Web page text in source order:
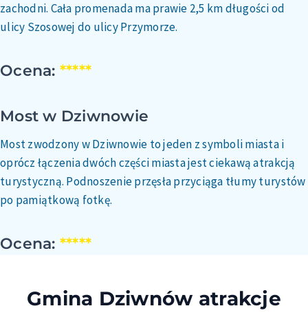
zachodni. Cała promenada ma prawie 2,5 km długości od
ulicy Szosowej do ulicy Przymorze.
Ocena: *****
Most w Dziwnowie
Most zwodzony w Dziwnowie to jeden z symboli miasta i
oprócz łączenia dwóch części miasta jest ciekawą atrakcją
turystyczną. Podnoszenie przęsła przyciąga tłumy turystów
po pamiątkową fotkę.
Ocena: *****
Gmina Dziwnów atrakcje